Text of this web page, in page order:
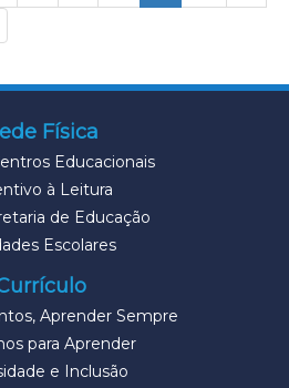
Física
Educacionais
à Leitura
de Educação
Escolares
Aprender Sempre
para Aprender
e Inclusão